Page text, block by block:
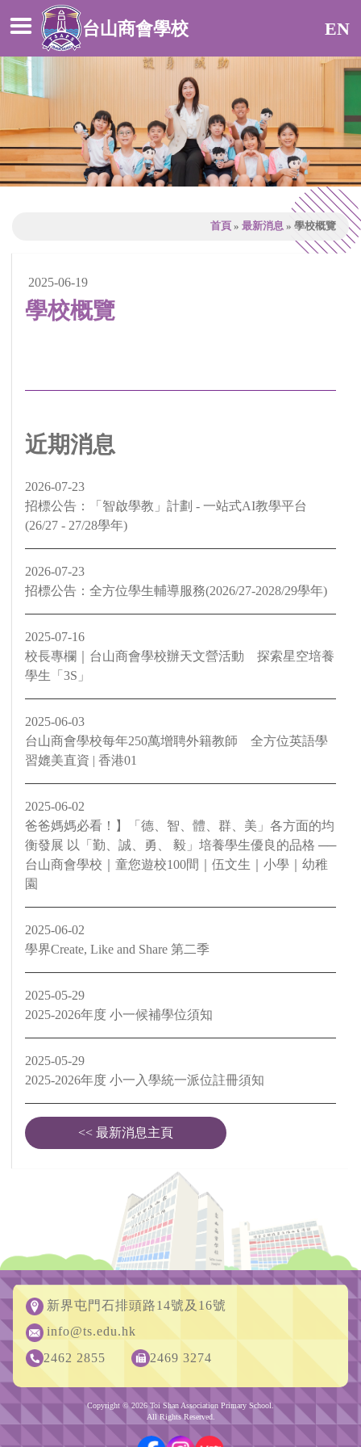
台山商會學校 EN
首頁 » 最新消息 » 學校概覽
2025-06-19
學校概覽
近期消息
2026-07-23
招標公告：「智啟學教」計劃 - 一站式AI教學平台
(26/27 - 27/28學年)
2026-07-23
招標公告：全方位學生輔導服務(2026/27-2028/29學年)
2025-07-16
校長專欄｜台山商會學校辦天文營活動 探索星空培養
學生「3S」
2025-06-03
台山商會學校每年250萬增聘外籍教師 全方位英語學
習媲美直資 | 香港01
2025-06-02
爸爸媽媽必看！】「德、智、體、群、美」各方面的均
衡發展 以「勤、誠、勇、 毅」培養學生優良的品格 ──
台山商會學校｜童您遊校100間｜伍文生｜小學｜幼稚
園
2025-06-02
學界Create, Like and Share 第二季
2025-05-29
2025-2026年度 小一候補學位須知
2025-05-29
2025-2026年度 小一入學統一派位註冊須知
<< 最新消息主頁
新界屯門石排頭路14號及16號
info@ts.edu.hk
2462 2855
2469 3274
Copyright © 2026 Toi Shan Association Primary School.
All Rights Reserved.